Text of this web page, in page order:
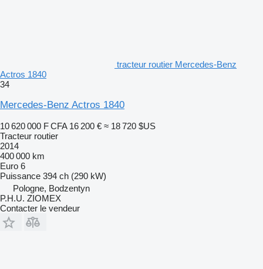
tracteur routier Mercedes-Benz
Actros 1840
34
Mercedes-Benz Actros 1840
10 620 000 F CFA 16 200 € ≈ 18 720 $US
Tracteur routier
2014
400 000 km
Euro 6
Puissance 394 ch (290 kW)
Pologne, Bodzentyn
P.H.U. ZIOMEX
Contacter le vendeur